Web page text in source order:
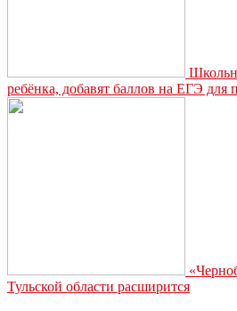
ребёнка, добавят баллов на ЕГЭ для
Тульской области расширится